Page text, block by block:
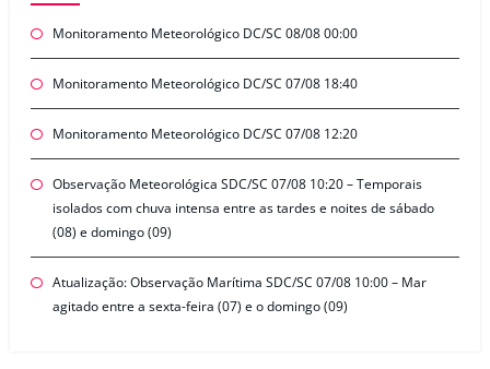
Monitoramento Meteorológico DC/SC 08/08 00:00
Monitoramento Meteorológico DC/SC 07/08 18:40
Monitoramento Meteorológico DC/SC 07/08 12:20
Observação Meteorológica SDC/SC 07/08 10:20 – Temporais
isolados com chuva intensa entre as tardes e noites de sábado
(08) e domingo (09)
Atualização: Observação Marítima SDC/SC 07/08 10:00 – Mar
agitado entre a sexta-feira (07) e o domingo (09)